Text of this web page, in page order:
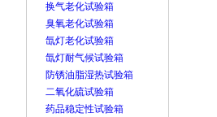
换气老化试验箱
臭氧老化试验箱
氙灯老化试验箱
氙灯耐气候试验箱
防锈油脂湿热试验箱
二氧化硫试验箱
药品稳定性试验箱